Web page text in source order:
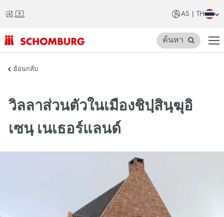
AS | TH
SCHOMBURG
ค้นหา
ย้อนกลับ
วิลลาส่วนตัวในเมืองชิปฺสินฺฆุอิ
เซนฺ เนเธอร์แลนด์